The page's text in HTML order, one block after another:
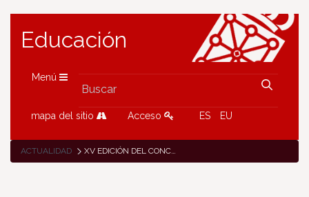
Educación
Menú
mapa del sitio Acceso ES EU
ACTUALIDAD XV EDICIÓN DEL CONCURSO SPELLING BEE NAVARRA 2026